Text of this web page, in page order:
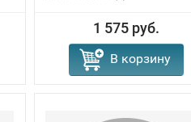
1 575 руб.
В корзину